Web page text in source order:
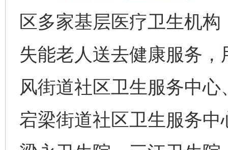
区多家基层医疗卫生机构
失能老人送去健康服务
风街道社区卫生服务中
宕梁街道社区卫生服务